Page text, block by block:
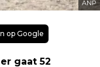
ANP
op Google
gaat 52